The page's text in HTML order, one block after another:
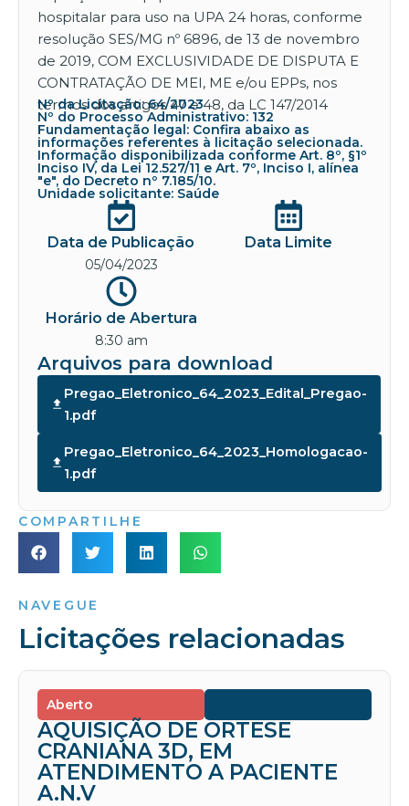
hospitalar para uso na UPA 24 horas, conforme
resolução SES/MG nº 6896, de 13 de novembro
de 2019, COM EXCLUSIVIDADE DE DISPUTA E
CONTRATAÇÃO DE MEI, ME e/ou EPPs, nos
termos dos artigos 47 e 48, da LC 147/2014
Nº da Licitação: 64/2023
Nº do Processo Administrativo: 132
Fundamentação legal: Confira abaixo as
informações referentes à licitação selecionada.
Informação disponibilizada conforme Art. 8º, §1º
Inciso IV, da Lei 12.527/11 e Art. 7º, Inciso I, alínea
"e", do Decreto nº 7.185/10.
Unidade solicitante: Saúde
Data de Publicação
05/04/2023
Data Limite
Horário de Abertura
8:30 am
Arquivos para download
Pregao_Eletronico_64_2023_Edital_Pregao-
1.pdf
Pregao_Eletronico_64_2023_Homologacao-
1.pdf
COMPARTILHE
NAVEGUE
Licitações relacionadas
Aberto
AQUISIÇÃO DE ORTESE
CRANIANA 3D, EM
ATENDIMENTO A PACIENTE
A.N.V